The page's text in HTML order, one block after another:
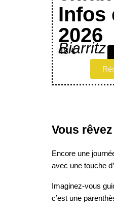
Infos
2026
Biarritz
48 €
Vous
Encore une
avec une touche
Imaginez-vous
c’est une